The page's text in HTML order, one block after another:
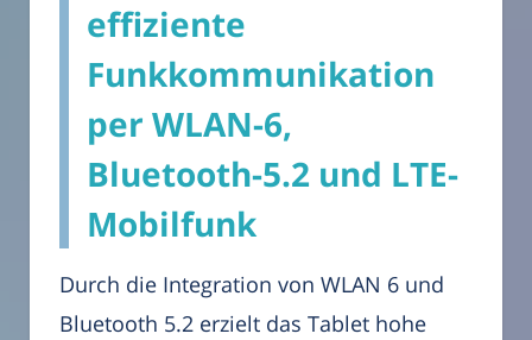
effiziente
Funkkommunikation
per WLAN-6,
Bluetooth-5.2 und LTE-
Mobilfunk
Durch die Integration von WLAN 6 und
Bluetooth 5.2 erzielt das Tablet hohe